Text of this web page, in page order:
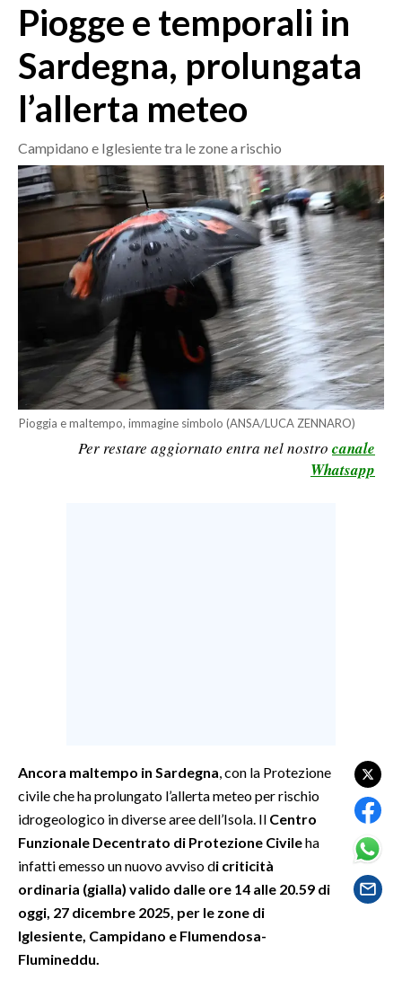
SASSARI E PROVINCIA
GALLURA
NUORO E PROVINCIA
OGLIASTRA
CRONACA
ITALIA
MONDO
POLITICA
SERVIZI ALLE IMPRESE
LAVORO
BANDI
CULTURA
SPETTACOLI
SARDEGNA TURISMO
Piogge e temporali in
Sardegna, prolungata
l’allerta meteo
Campidano e Iglesiente tra le zone a rischio
Pioggia e maltempo, immagine simbolo (ANSA/LUCA ZENNARO)
Per restare aggiornato entra nel nostro canale
Whatsapp
Ancora maltempo in Sardegna , con la Protezione
civile che ha prolungato l’allerta meteo per rischio
idrogeologico in diverse aree dell’Isola. Il Centro
Funzionale Decentrato di Protezione Civileha
infatti emesso un nuovo avviso di criticità
ordinaria (gialla) valido dalle ore 14 alle 20.59 di
oggi, 27 dicembre 2025, per le zone di
Iglesiente, Campidano e Flumendosa-
Flumineddu.